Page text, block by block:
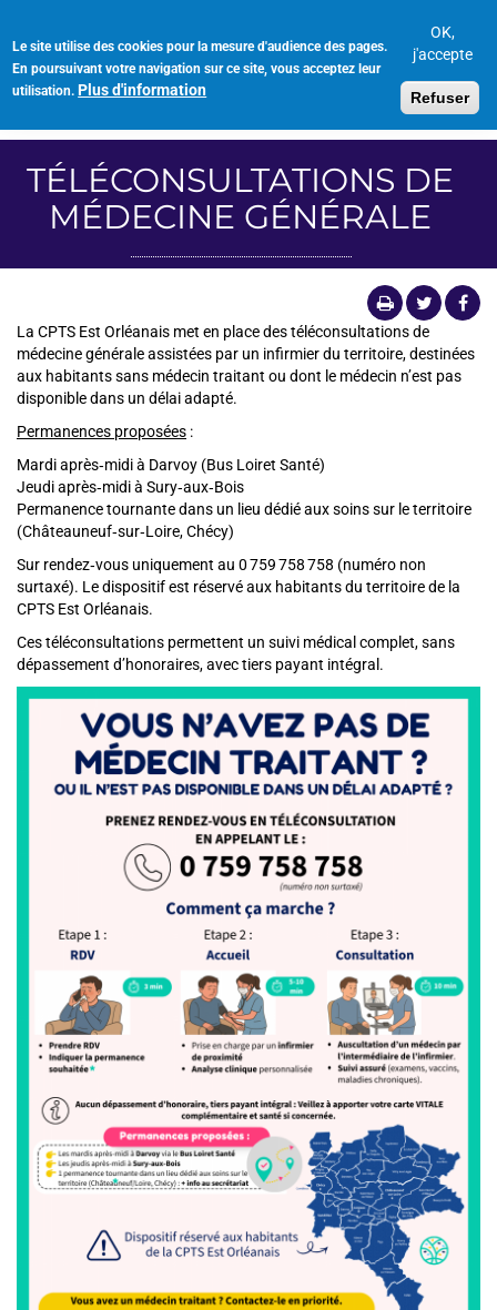
Le site utilise des cookies pour la mesure d'audience des pages.
En poursuivant votre navigation sur ce site, vous acceptez leur
utilisation. Plus d'information
OK,
j'accepte
Refuser
contenu
principal
TÉLÉCONSULTATIONS DE
MÉDECINE GÉNÉRALE
La CPTS Est Orléanais met en place des téléconsultations de
médecine générale assistées par un infirmier du territoire, destinées
aux habitants sans médecin traitant ou dont le médecin n’est pas
disponible dans un délai adapté.
Permanences proposées :
Mardi après‑midi à Darvoy (Bus Loiret Santé)
Jeudi après‑midi à Sury‑aux‑Bois
Permanence tournante dans un lieu dédié aux soins sur le territoire
(Châteauneuf‑sur‑Loire, Chécy)
Sur rendez‑vous uniquement au 0 759 758 758 (numéro non
surtaxé). Le dispositif est réservé aux habitants du territoire de la
CPTS Est Orléanais.
Ces téléconsultations permettent un suivi médical complet, sans
dépassement d’honoraires, avec tiers payant intégral.